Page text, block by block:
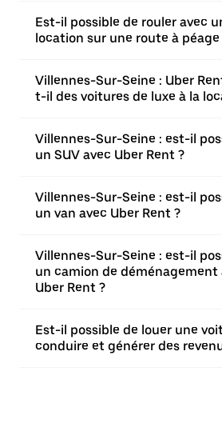
Est-il possible de rouler avec
location sur une route à péage
Villennes-Sur-Seine : Uber
t-il des voitures de luxe à la
Villennes-Sur-Seine : est-il
un SUV avec Uber Rent ?
Villennes-Sur-Seine : est-il
un van avec Uber Rent ?
Villennes-Sur-Seine : est-il
un camion de déménagement
Uber Rent ?
Est-il possible de louer une
conduire et générer des